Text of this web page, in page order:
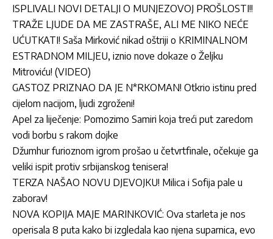
ISPLIVALI NOVI DETALJI O MUNJEZOVOJ PROŠLOSTI!!
TRAŽE LJUDE DA ME ZASTRAŠE, ALI ME NIKO NEĆE
UĆUTKATI! Saša Mirković nikad oštriji o KRIMINALNOM
ESTRADNOM MILJEU, iznio nove dokaze o Željku
Mitroviću! (VIDEO)
GASTOZ PRIZNAO DA JE N*RKOMAN! Otkrio istinu pred
cijelom nacijom, ljudi zgroženi!
Apel za liječenje: Pomozimo Samiri koja treći put zaredom
vodi borbu s rakom dojke
Džumhur furioznom igrom prošao u četvrtfinale, očekuje ga
veliki ispit protiv srbijanskog tenisera!
TERZA NAŠAO NOVU DJEVOJKU! Milica i Sofija pale u
zaborav!
NOVA KOPIJA MAJE MARINKOVIĆ: Ova starleta je nos
operisala 8 puta kako bi izgledala kao njena suparnica, evo